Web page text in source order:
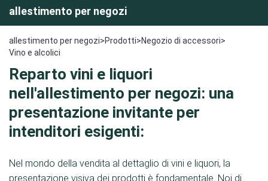
allestimento per negozi
allestimento per negozi>Prodotti>Negozio di accessori>
Vino e alcolici
Reparto vini e liquori
nell'allestimento per negozi: una
presentazione invitante per
intenditori esigenti:
Nel mondo della vendita al dettaglio di vini e liquori, la
presentazione visiva dei prodotti è fondamentale. Noi di